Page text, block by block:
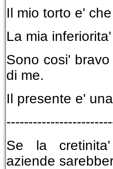
Il mio torto e'
La mia
Sono cosi'
di me.
Il presente e'
Se la
aziende